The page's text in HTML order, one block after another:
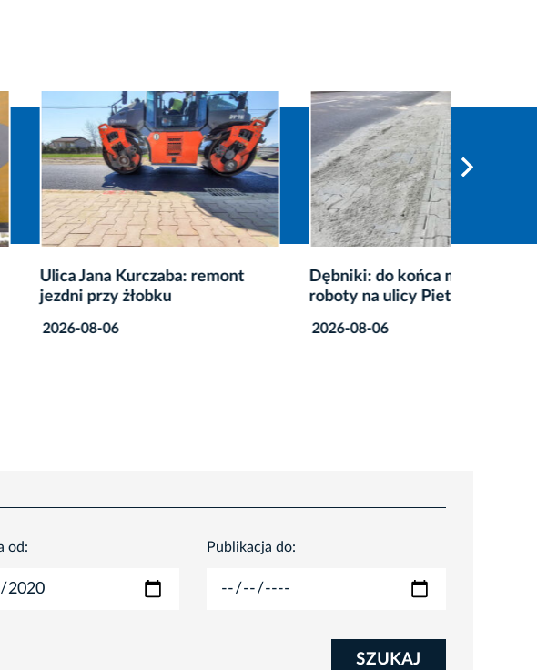
Kurczaba: remont
żłobku
Dębniki: do końca miesiąca
roboty na ulicy Pietrusińskiego
od: Publikacja do:
SZUKAJ